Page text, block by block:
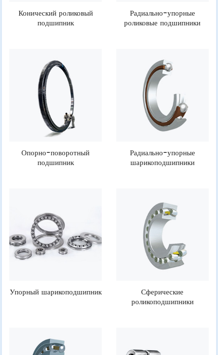
Конический роликовый
подшипник
Радиально-упорные
роликовые подшипники
Опорно-поворотный
подшипник
Радиально-упорные
шарикоподшипники
Упорный шарикоподшипник
Сферические
роликоподшипники